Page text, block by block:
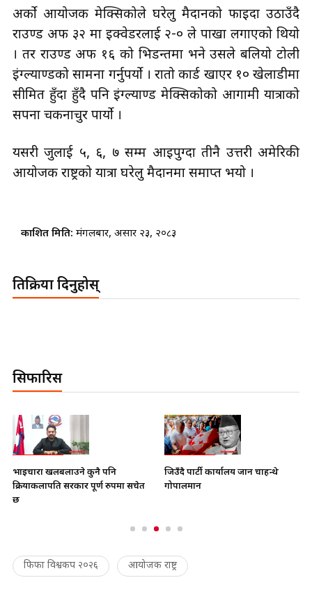
अर्को आयोजक मेक्सिकोले घरेलु मैदानको फाइदा उठाउँदै
राउण्ड अफ ३२ मा इक्वेडरलाई २-० ले पाखा लगाएको थियो
। तर राउण्ड अफ १६ को भिडन्तमा भने उसले बलियो टोली
इंग्ल्याण्डको सामना गर्नुपर्यो । रातो कार्ड खाएर १० खेलाडीमा
सीमित हुँदा हुँदै पनि इंग्ल्याण्ड मेक्सिकोको आगामी यात्राको
सपना चकनाचुर पार्यो ।
यसरी जुलाई ५, ६, ७ सम्म आइपुग्दा तीनै उत्तरी अमेरिकी
आयोजक राष्ट्रको यात्रा घरेलु मैदानमा समाप्त भयो ।
प्रकाशित मिति: मंगलबार, असार २३, २०८३
प्रतिक्रिया दिनुहोस्
सिफारिस
भाइचारा खलबलाउने कुनै पनि
क्रियाकलापप्रति सरकार पूर्ण रुपमा सचेत
छ
जिउँदै पार्टी कार्यालय जान चाहन्थे
गोपालमान
फिफा विश्वकप २०२६ आयोजक राष्ट्र